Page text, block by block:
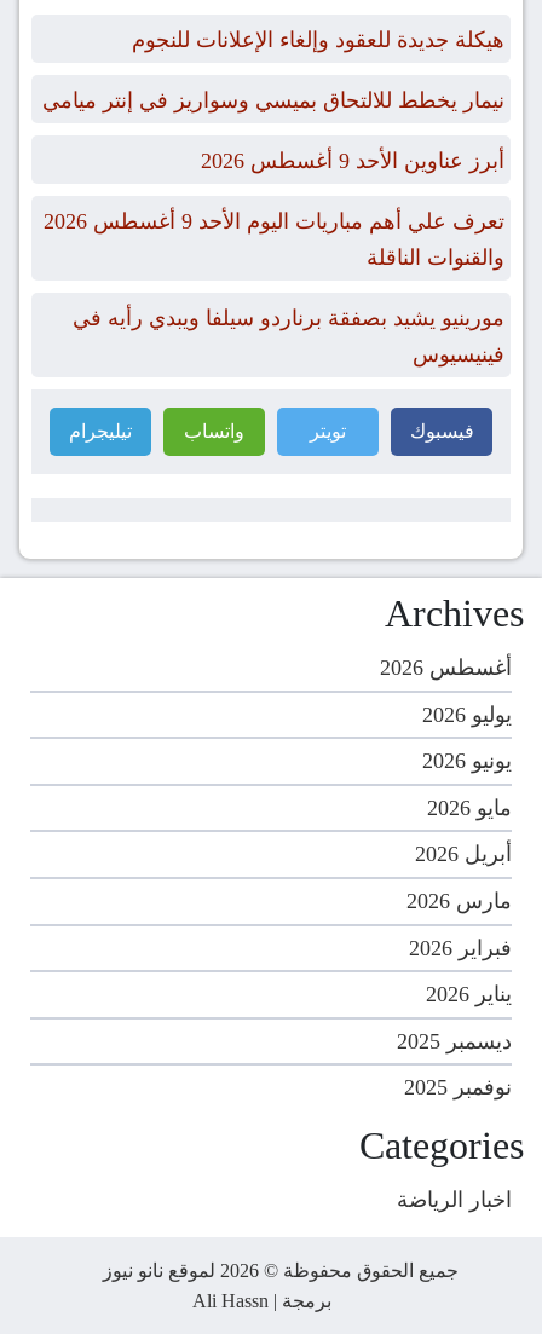
هيكلة جديدة للعقود وإلغاء الإعلانات للنجوم
نيمار يخطط للالتحاق بميسي وسواريز في إنتر ميامي
أبرز عناوين الأحد 9 أغسطس 2026
تعرف علي أهم مباريات اليوم الأحد 9 أغسطس 2026
والقنوات الناقلة
مورينيو يشيد بصفقة برناردو سيلفا ويبدي رأيه في
فينيسيوس
فيسبوك تويتر واتساب تيليجرام
Archives
أغسطس 2026
يوليو 2026
يونيو 2026
مايو 2026
أبريل 2026
مارس 2026
فبراير 2026
يناير 2026
ديسمبر 2025
نوفمبر 2025
Categories
اخبار الرياضة
جميع الحقوق محفوظة © 2026 لموقع نانو نيوز
برمجة | Ali Hassn